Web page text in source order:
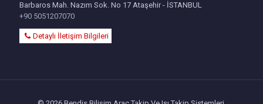
Barbaros Mah. Nazım Sok. No 17 Ataşehir - İSTANBUL
+90 5051207070
Detaylı İletişim Bilgileri